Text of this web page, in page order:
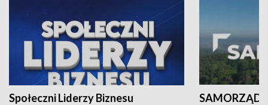
Społeczni Liderzy Biznesu SAMORZĄD